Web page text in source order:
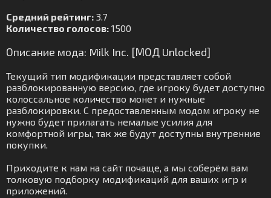
Средний рейтинг: 3.7
Количество голосов: 1500
Описание мода: Milk Inc. [МОД Unlocked]
Текущий тип модификации представляет собой
разблокированную версию, где игроку будет доступно
колоссальное количество монет и нужные
разблокировки. С предоставленным модом игроку не
нужно будет прилагать немалые усилия для
комфортной игры, так же будут доступны внутренние
покупки.
Приходите к нам на сайт почаще, а мы соберём вам
толковую подборку модификаций для ваших игр и
приложений.